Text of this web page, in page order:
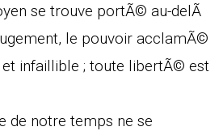
se trouve portÃ© au-delÃ
le pouvoir acclamÃ©
infaillible ; toute libertÃ© est
de notre temps ne se